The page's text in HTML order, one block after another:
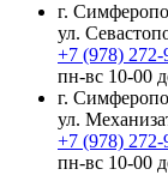
г.
ул.
+7 (978) 272-
пн-вс 10-00
г.
ул.
+7 (978) 272-
пн-вс 10-00